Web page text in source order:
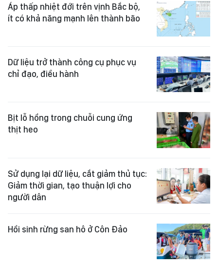
Áp thấp nhiệt đới trên vịnh Bắc bộ,
ít có khả năng mạnh lên thành bão
Dữ liệu trở thành công cụ phục vụ
chỉ đạo, điều hành
Bịt lỗ hổng trong chuỗi cung ứng
thịt heo
Sử dụng lại dữ liệu, cắt giảm thủ tục:
Giảm thời gian, tạo thuận lợi cho
người dân
Hồi sinh rừng san hô ở Côn Đảo